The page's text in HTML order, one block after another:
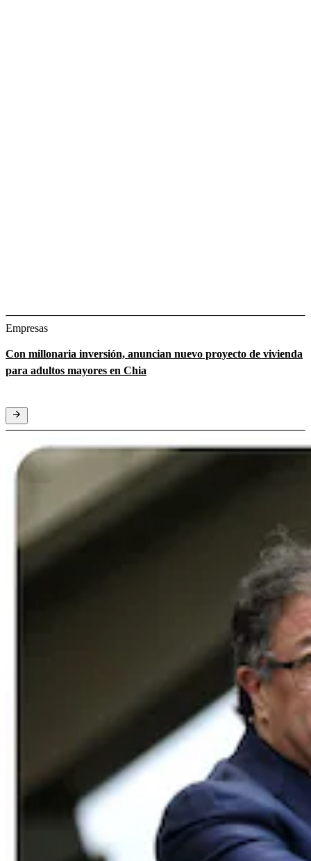
Empresas
Con millonaria inversión, anuncian nuevo proyecto de vivienda
para adultos mayores en Chia